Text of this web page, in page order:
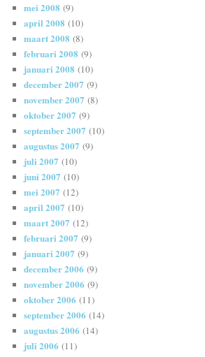
mei 2008 (9)
april 2008 (10)
maart 2008 (8)
februari 2008 (9)
januari 2008 (10)
december 2007 (9)
november 2007 (8)
oktober 2007 (9)
september 2007 (10)
augustus 2007 (9)
juli 2007 (10)
juni 2007 (10)
mei 2007 (12)
april 2007 (10)
maart 2007 (12)
februari 2007 (9)
januari 2007 (9)
december 2006 (9)
november 2006 (9)
oktober 2006 (11)
september 2006 (14)
augustus 2006 (14)
juli 2006 (11)